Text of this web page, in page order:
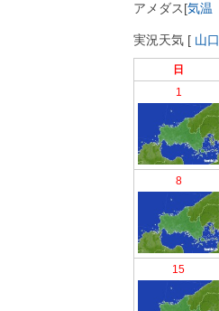
アメダス[気温
実況天気 [ 山口
日
1
8
15